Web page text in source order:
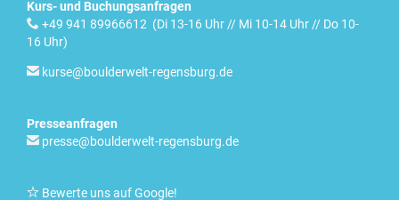
Kurs- und Buchungsanfragen
 +49 941 89966612 (Di 13-16 Uhr // Mi 10-14 Uhr // Do 10-
16 Uhr)
 kurse@boulderwelt-regensburg.de
Presseanfragen
 presse@boulderwelt-regensburg.de
 Bewerte uns auf Google!